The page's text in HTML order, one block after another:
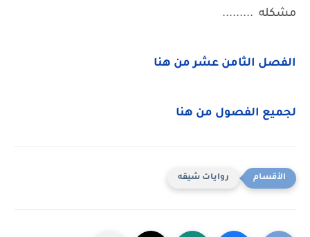
مشكله .........
الفصل الثامن عشر من هنا
لجميع الفصول من هنا
روايات شيقه